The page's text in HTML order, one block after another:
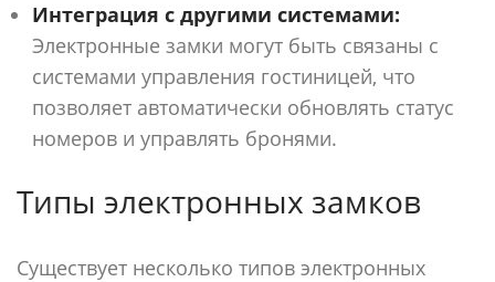
Интеграция с другими системами:
Электронные замки могут быть связаны с
системами управления гостиницей, что
позволяет автоматически обновлять статус
номеров и управлять бронями.
Типы электронных замков
Существует несколько типов электронных